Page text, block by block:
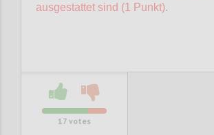
ausgestattet sind (1 Punkt).
17 votes